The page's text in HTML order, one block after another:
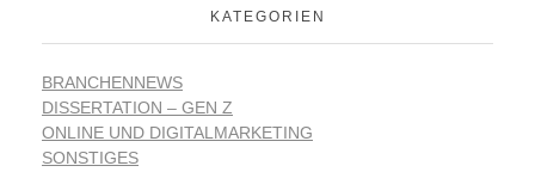
KATEGORIEN
BRANCHENNEWS
DISSERTATION – GEN Z
ONLINE UND DIGITALMARKETING
SONSTIGES